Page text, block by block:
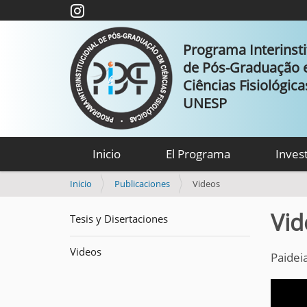
Programa
de Pós-Graduação
Ciências
UNESP
Inicio El Programa
U
e
d
e
Inicio Publicaciones Videos
Tesis y Disertaciones
Videos